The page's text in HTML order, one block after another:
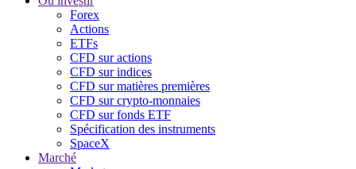
Forex
Actions
ETFs
CFD sur actions
CFD sur indices
CFD sur matières premières
CFD sur crypto-monnaies
CFD sur fonds ETF
Spécification des instruments
SpaceX
Marché